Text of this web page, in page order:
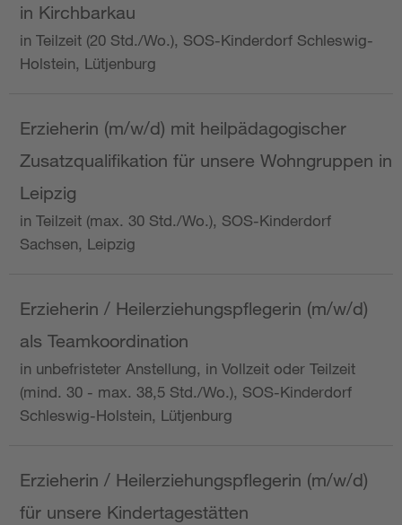
in Kirchbarkau
in Teilzeit (20 Std./Wo.), SOS-Kinderdorf Schleswig-
Holstein, Lütjenburg
Erzieherin (m/w/d) mit heilpädagogischer
Zusatzqualifikation für unsere Wohngruppen in
Leipzig
in Teilzeit (max. 30 Std./Wo.), SOS-Kinderdorf
Sachsen, Leipzig
Erzieherin / Heilerziehungspflegerin (m/w/d)
als Teamkoordination
in unbefristeter Anstellung, in Vollzeit oder Teilzeit
(mind. 30 - max. 38,5 Std./Wo.), SOS-Kinderdorf
Schleswig-Holstein, Lütjenburg
Erzieherin / Heilerziehungspflegerin (m/w/d)
für unsere Kindertagestätten